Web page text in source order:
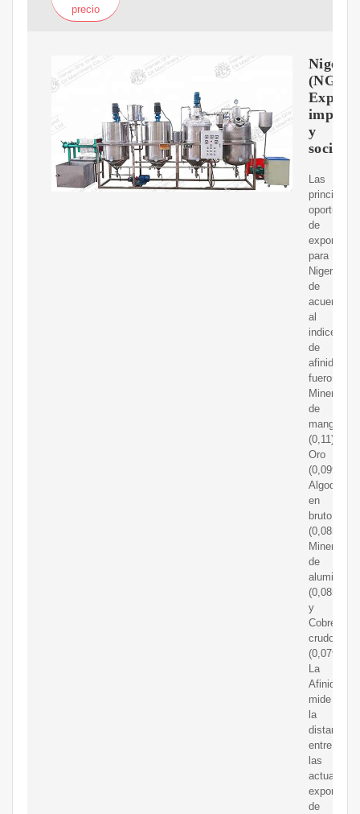
precio
Nigeria
(NGA)
y
socios
Las
principales
de
para
Nigeria,
de
acuerdo
al
indice
de
afinidad
fueron
Mineral
de
(0,11),
Oro
(0,099),
Algodón
en
bruto
(0,085),
Mineral
de
aluminio
(0,085),
y
Cobre
crudo
(0,079).
La
Afinidad
mide
la
distancia
entre
las
actuales
de